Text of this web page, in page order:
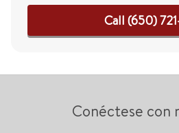
Call (650)
Conéctese con